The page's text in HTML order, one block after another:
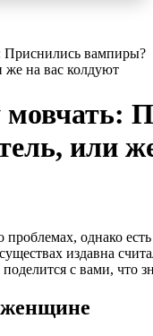
Приснились вампиры?
же на вас колдуют
мовчать:
или
издавна
с вами, что